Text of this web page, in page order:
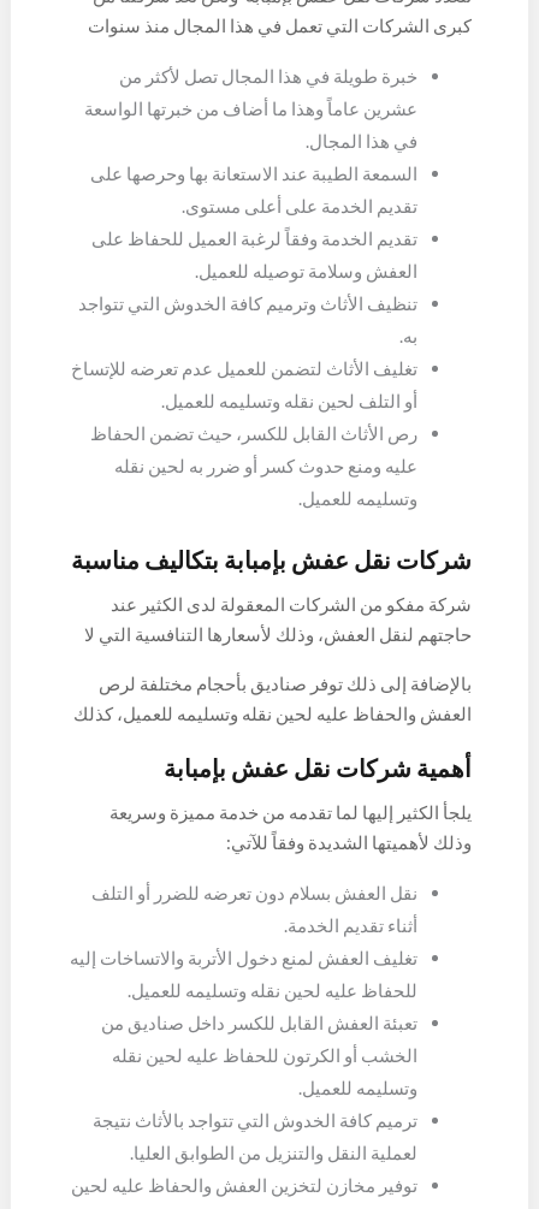
كبرى الشركات التي تعمل في هذا المجال منذ سنوات
خبرة طويلة في هذا المجال تصل لأكثر من
عشرين عاماً وهذا ما أضاف من خبرتها الواسعة
في هذا المجال.
السمعة الطيبة عند الاستعانة بها وحرصها على
تقديم الخدمة على أعلى مستوى.
تقديم الخدمة وفقاً لرغبة العميل للحفاظ على
العفش وسلامة توصيله للعميل.
تنظيف الأثاث وترميم كافة الخدوش التي تتواجد
به.
تغليف الأثاث لتضمن للعميل عدم تعرضه للإتساخ
أو التلف لحين نقله وتسليمه للعميل.
رص الأثاث القابل للكسر، حيث تضمن الحفاظ
عليه ومنع حدوث كسر أو ضرر به لحين نقله
وتسليمه للعميل.
شركات نقل عفش بإمبابة بتكاليف مناسبة
شركة مفكو من الشركات المعقولة لدى الكثير عند
حاجتهم لنقل العفش، وذلك لأسعارها التنافسية التي لا
حتى يتمكن الكافة من الإستفادة منها والحصول على
الخدمة بتكاليف مناسبة، كما تحرص على تقديم عروض
من وقت لآخر حتى يتم نقل العفش بسعر خيالي على
الرغم من تقديم الخدمة على أعلى مستوى.
بالإضافة إلى ذلك توفر صناديق بأحجام مختلفة لرص
العفش والحفاظ عليه لحين نقله وتسليمه للعميل، كذلك
للحصول على الخدمة في أي وقت وذلك بأقل الاسعار
وفقاً لكمية العفش الذي تود نقله.
أهمية شركات نقل عفش بإمبابة
يلجأ الكثير إليها لما تقدمه من خدمة مميزة وسريعة
وذلك لأهميتها الشديدة وفقاً للآتي:
نقل العفش بسلام دون تعرضه للضرر أو التلف
أثناء تقديم الخدمة.
تغليف العفش لمنع دخول الأتربة والاتساخات إليه
للحفاظ عليه لحين نقله وتسليمه للعميل.
تعبئة العفش القابل للكسر داخل صناديق من
الخشب أو الكرتون للحفاظ عليه لحين نقله
وتسليمه للعميل.
ترميم كافة الخدوش التي تتواجد بالأثاث نتيجة
لعملية النقل والتنزيل من الطوابق العليا.
توفير مخازن لتخزين العفش والحفاظ عليه لحين